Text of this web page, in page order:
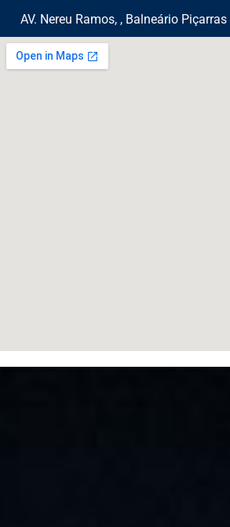
AV. Nereu Ramos, , Balneário